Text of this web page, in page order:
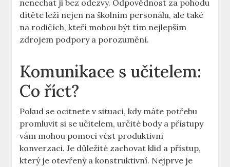
nenechat ji bez odezvy.⁢ Odpovědnost za pohodu
dítěte leží nejen​ na školním personálu,⁢ ale‍ také
na rodičích, kteří ‍mohou⁣ být tím nejlepším
zdrojem ⁤podpory a porozumění.
Komunikace s učitelem:
Co říct?
Pokud se ocitnete ​v situaci, kdy máte potřebu
promluvit si se učitelem, určité ⁣body⁤ a přístupy
vám ‌mohou pomoci vést produktivní
konverzaci. Je ‌důležité zachovat klid a přístup,
který je otevřený ⁣a ​konstruktivní. Nejprve je